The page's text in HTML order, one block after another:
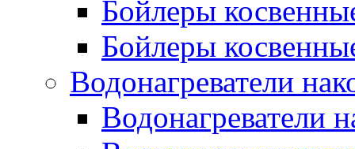
Бойлеры
Бойлеры
Водонагреватели
Водонагреватели